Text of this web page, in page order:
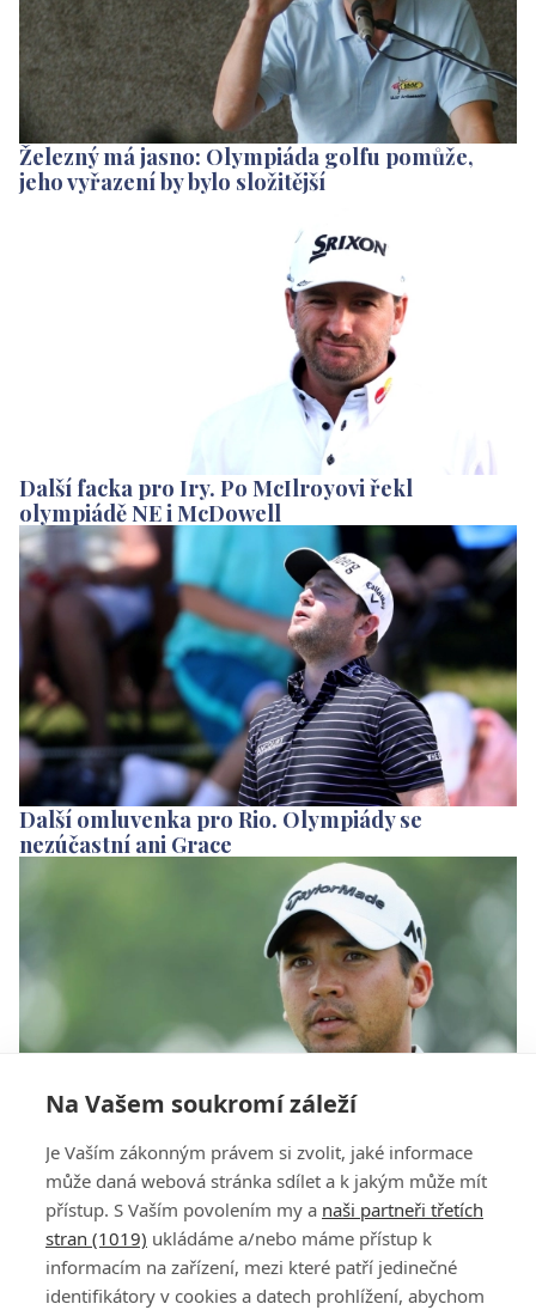
Na Vašem soukromí záleží
Je Vaším zákonným právem si zvolit, jaké informace
může daná webová stránka sdílet a k jakým může mít
přístup. S Vaším povolením my a naši partneři třetích
stran (1019) ukládáme a/nebo máme přístup k
informacím na zařízení, mezi které patří jedinečné
identifikátory v cookies a datech prohlížení, abychom
Železný má jasno: Olympiáda golfu pomůže,
jeho vyřazení by bylo složitější
Další facka pro Iry. Po McIlroyovi řekl
olympiádě NE i McDowell
Další omluvenka pro Rio. Olympiády se
nezúčastní ani Grace
Na olympijské hry do Ria nepojede ani světová
jednička Jason Day